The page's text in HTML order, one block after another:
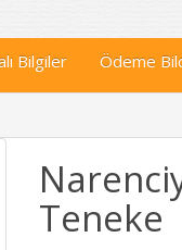
Bilgiler Ödeme
Teneke